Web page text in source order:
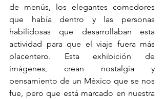
de menús, los elegantes comedores
que había dentro y las personas
habilidosas que desarrollaban esta
actividad para que el viaje fuera más
placentero. Esta exhibición de
imágenes, crean nostalgia y
pensamiento de un México que se nos
fue, pero que está marcado en nuestra